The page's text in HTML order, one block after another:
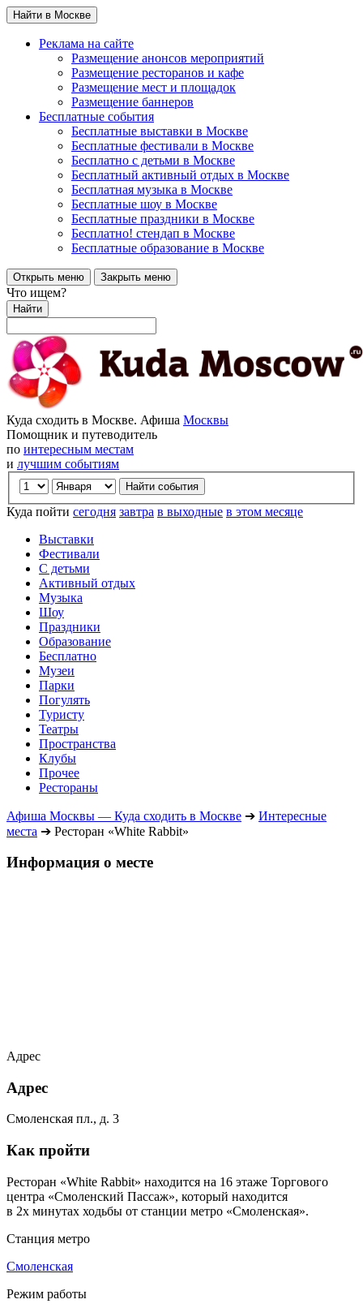
Найти в Москве
Реклама на сайте
Размещение анонсов мероприятий
Размещение ресторанов и кафе
Размещение мест и площадок
Размещение баннеров
Бесплатные события
Бесплатные выставки в Москве
Бесплатные фестивали в Москве
Бесплатно с детьми в Москве
Бесплатный активный отдых в Москве
Бесплатная музыка в Москве
Бесплатные шоу в Москве
Бесплатные праздники в Москве
Бесплатно! стендап в Москве
Бесплатные образование в Москве
Открыть меню Закрыть меню
Что ищем?
Найти
Куда сходить в Москве. Афиша Москвы
Помощник и путеводитель
по интересным местам
и лучшим событиям
Куда пойти сегодня завтра в выходные в этом месяце
Выставки
Фестивали
С детьми
Активный отдых
Музыка
Шоу
Праздники
Образование
Бесплатно
Музеи
Парки
Погулять
Туристу
Театры
Пространства
Клубы
Прочее
Рестораны
Афиша Москвы — Куда сходить в Москве ➔ Интересные
места ➔ Ресторан «White Rabbit»
Информация о месте
Адрес
Адрес
Смоленская пл., д. 3
Как пройти
Ресторан «White Rabbit» находится на 16 этаже Торгового
центра «Смоленский Пассаж», который находится
в 2х минутах ходьбы от станции метро «Смоленская».
Станция метро
Смоленская
Режим работы